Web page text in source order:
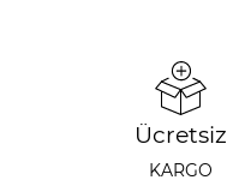
Ücretsiz
KARGO